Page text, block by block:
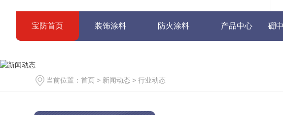
宝防首页 装饰涂料 防火涂料 产品中心 硼
当前位置： 首页 > 新闻动态 > 行业动态